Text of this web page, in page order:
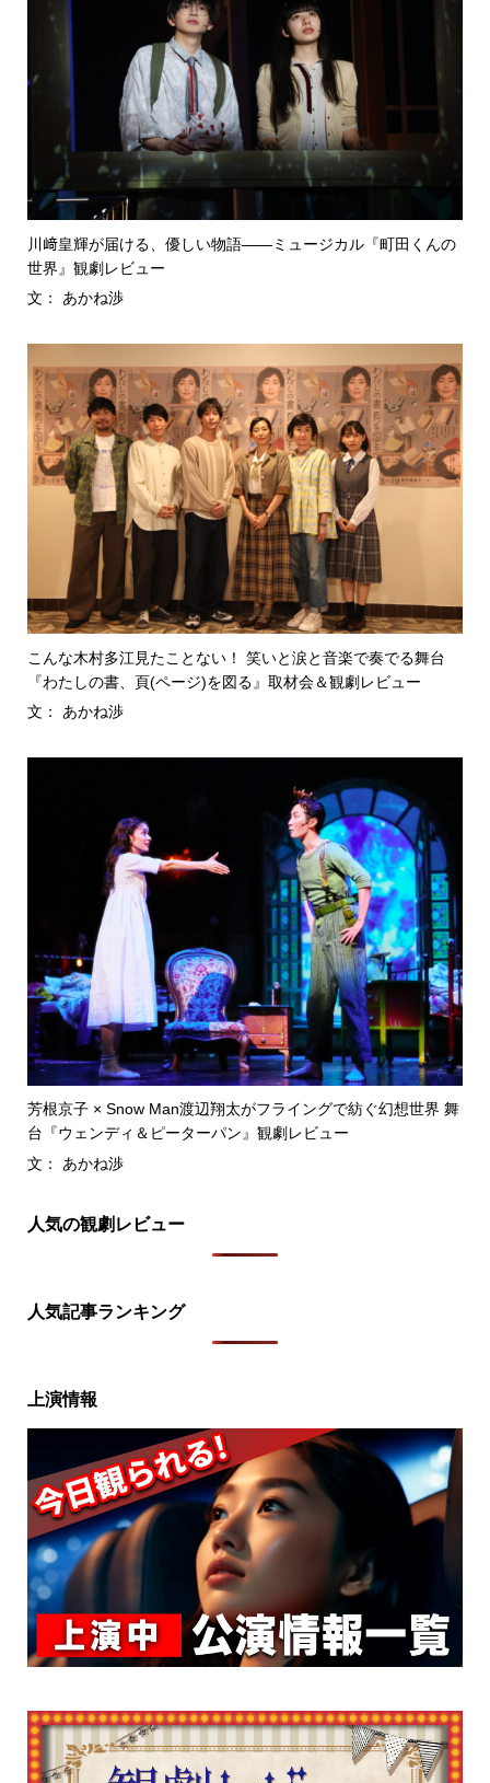
川﨑皇輝が届ける、優しい物語――ミュージカル『町田くんの
世界』観劇レビュー
文： あかね渉
こんな木村多江見たことない！ 笑いと涙と音楽で奏でる舞台
『わたしの書、頁(ページ)を図る』取材会＆観劇レビュー
文： あかね渉
芳根京子 × Snow Man渡辺翔太がフライングで紡ぐ幻想世界 舞
台『ウェンディ＆ピーターパン』観劇レビュー
文： あかね渉
人気の観劇レビュー
人気記事ランキング
上演情報